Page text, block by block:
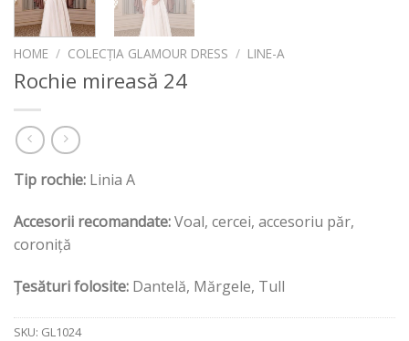
HOME / COLECȚIA GLAMOUR DRESS / LINE-A
Rochie mireasă 24
Tip rochie: Linia A
Accesorii recomandate:Voal, cercei, accesoriu păr,
coroniță
Țesături folosite: Dantelă, Mărgele, Tull
SKU: GL1024